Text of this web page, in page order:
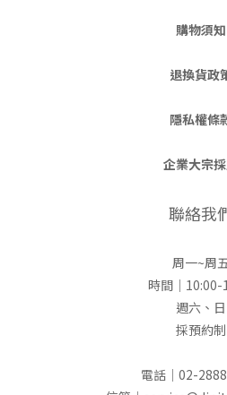
購物須知
退換貨政
隱私權條
企業大宗
聯絡我
周一~周
時間｜10:00-
週六、日
採預約制
電話｜02-